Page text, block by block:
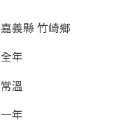
嘉義縣 竹崎鄉
全年
常溫
一年